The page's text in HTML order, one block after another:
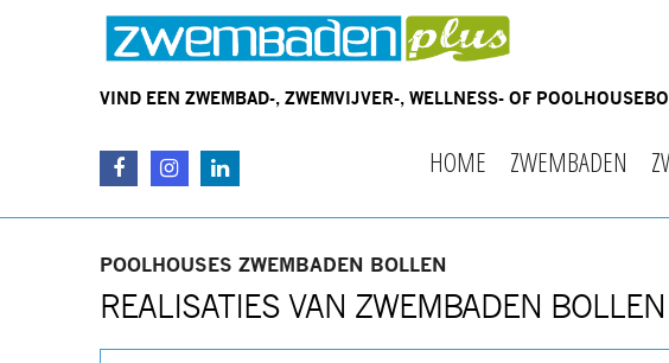
VIND EEN ZWEMBAD-, ZWEMVIJVER-, WELLNESS- OF
HOME ZWEMBADEN
POOLHOUSES ZWEMBADEN BOLLEN
REALISATIES VAN ZWEMBADEN BOLLEN